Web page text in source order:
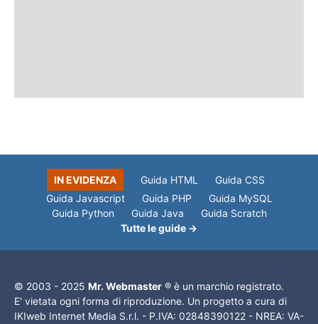
IN EVIDENZA Guida HTML
Guida CSS
Guida Javascript
Guida PHP
Guida MySQL
Guida Python
Guida Java
Guida Scratch
Tutte le guide →
© 2003 - 2025 Mr. Webmaster ® è un marchio registrato.
E' vietata ogni forma di riproduzione. Un progetto a cura di
IKIweb Internet Media S.r.l. - P.IVA: 02848390122 - NREA: VA-